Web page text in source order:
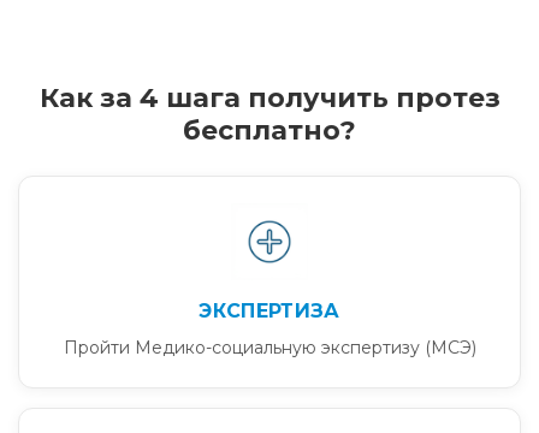
Как за 4 шага получить протез
бесплатно?
ЭКСПЕРТИЗА
Пройти Медико-социальную экспертизу (МСЭ)